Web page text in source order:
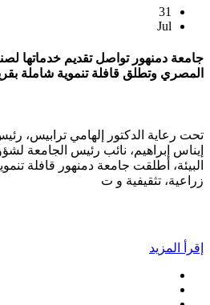
31
Jul
جامعة دمنهور تواصل تقديم خدماتها
المصري وتطلق قافلة تنموية شاملة
تحت رعاية الدكتور إلهامي ترابيس،
إيناس إبراهيم، نائب رئيس الجامعة
البيئة، أطلقت جامعة دمنهور قافلة
زراعية، تثقيفية و ت
إقرأ المزيد